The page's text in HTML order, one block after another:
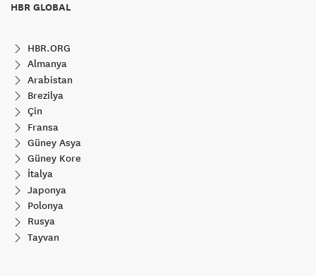
HBR GLOBAL
HBR.ORG
Almanya
Arabistan
Brezilya
Çin
Fransa
Güney Asya
Güney Kore
İtalya
Japonya
Polonya
Rusya
Tayvan